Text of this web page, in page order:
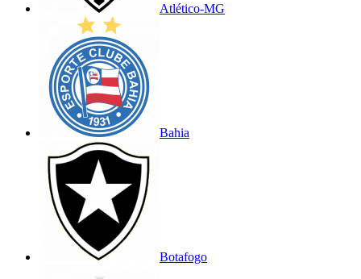
Atlético-MG
Bahia
Botafogo